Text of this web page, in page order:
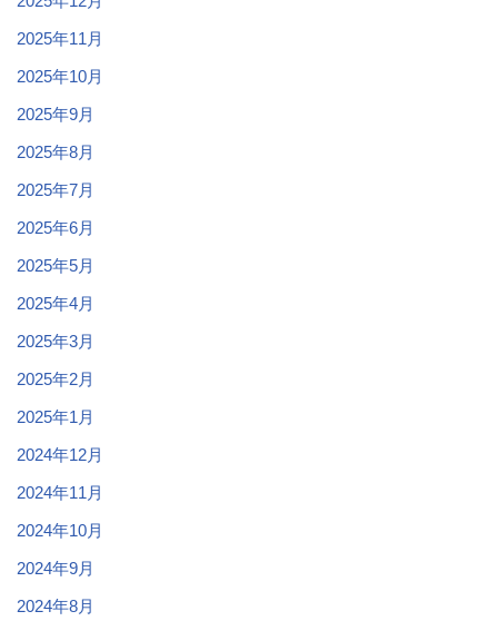
2025年11月
2025年10月
2025年9月
2025年8月
2025年7月
2025年6月
2025年5月
2025年4月
2025年3月
2025年2月
2025年1月
2024年12月
2024年11月
2024年10月
2024年9月
2024年8月